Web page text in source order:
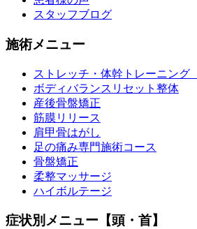
スタッフブログ
施術メニュー
ストレッチ・体幹トレーニング
ボディバランスリセット整体
産後骨盤矯正
筋膜リリース
肩甲骨はがし
足の痛み専門施術コース
骨盤矯正
柔整マッサージ
ハイボルテージ
症状別メニュー【頭・首】